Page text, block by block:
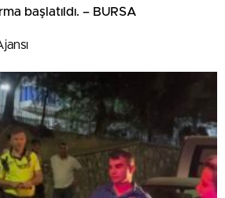
başlatıldı. – BURSA